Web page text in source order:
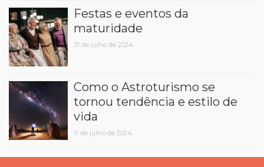
Festas e eventos da
maturidade
31 de julho de 2024
Como o Astroturismo se
tornou tendência e estilo de
vida
11 de julho de 2024